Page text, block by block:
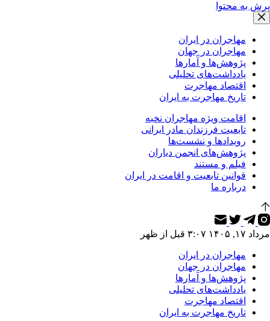
پرش به محتوا
مهاجران در ایران
مهاجران در جهان
پژوهش‌ها و آمارها
یادداشت‌های تحلیلی
اقتصاد مهاجرت
تاریخ مهاجرت به ایران
اقامت ویژه مهاجران نخبه
تابعیت فرزندان مادر ایرانی
رویدادها و نشست‌ها
پژوهش‌های انجمن دیاران
فیلم و مستند
قوانین تابعیت و اقامت در ایران
درباره ما
مرداد ۱۷, ۱۴۰۵ ۳:۰۷ قبل از ظهر
مهاجران در ایران
مهاجران در جهان
پژوهش‌ها و آمارها
یادداشت‌های تحلیلی
اقتصاد مهاجرت
تاریخ مهاجرت به ایران